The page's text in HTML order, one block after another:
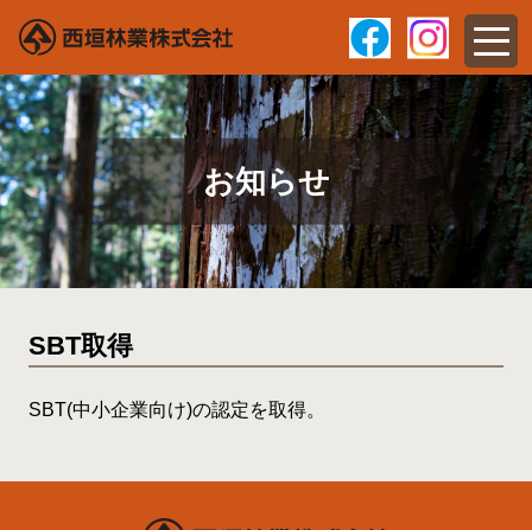
お知らせ
SBT取得
SBT(中小企業向け)の認定を取得。